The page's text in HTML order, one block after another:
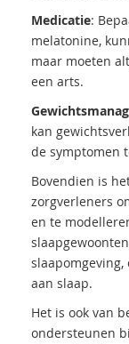
Medicatie:
melatonine,
maar moeten
een arts.
kan
de symptomen
Bovendien is
zorgverleners
en te
aan slaap.
Het is ook van
ondersteunen